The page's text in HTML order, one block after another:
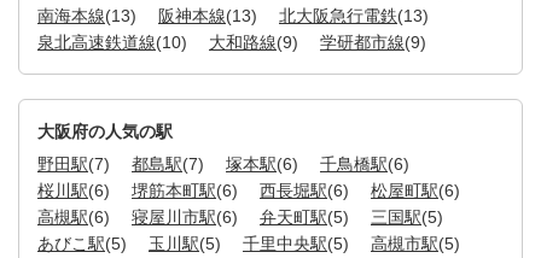
南海本線(13) 阪神本線(13) 北大阪急行電鉄(13)
泉北高速鉄道線(10) 大和路線(9) 学研都市線(9)
大阪府の人気の駅
野田駅(7) 都島駅(7) 塚本駅(6) 千鳥橋駅(6)
桜川駅(6) 堺筋本町駅(6) 西長堀駅(6) 松屋町駅(6)
高槻駅(6) 寝屋川市駅(6) 弁天町駅(5) 三国駅(5)
あびこ駅(5) 玉川駅(5) 千里中央駅(5) 高槻市駅(5)